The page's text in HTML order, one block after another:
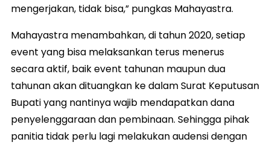
mengerjakan, tidak bisa,” pungkas Mahayastra.
Mahayastra menambahkan, di tahun 2020, setiap
event yang bisa melaksankan terus menerus
secara aktif, baik event tahunan maupun dua
tahunan akan dituangkan ke dalam Surat Keputusan
Bupati yang nantinya wajib mendapatkan dana
penyelenggaraan dan pembinaan. Sehingga pihak
panitia tidak perlu lagi melakukan audensi dengan